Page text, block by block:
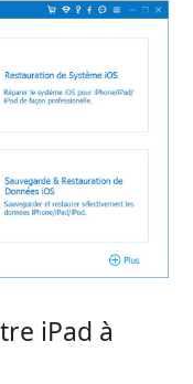
iPad à